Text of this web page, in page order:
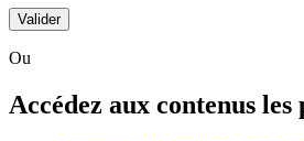
Valider
Ou
Accédez aux contenus les